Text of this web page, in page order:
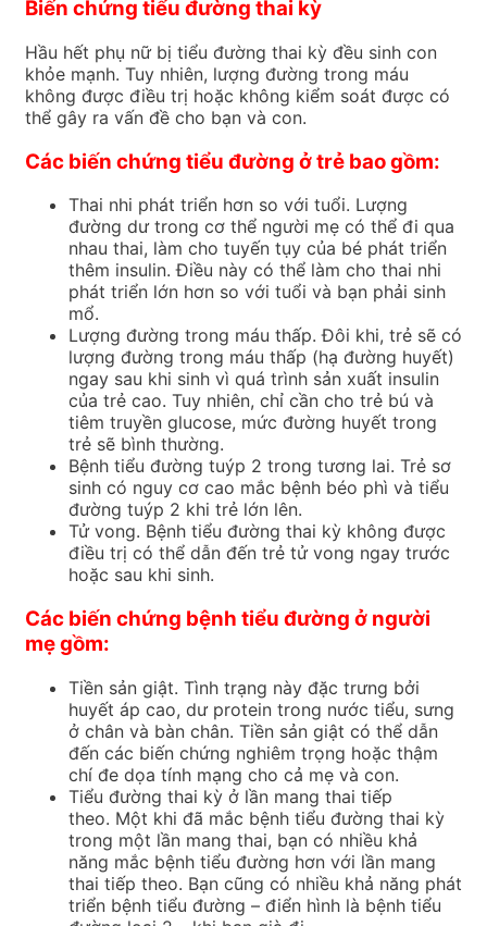
Biến chứng tiểu đường thai kỳ
Hầu hết phụ nữ bị tiểu đường thai kỳ đều sinh con
khỏe mạnh. Tuy nhiên, lượng đường trong máu
không được điều trị hoặc không kiểm soát được có
thể gây ra vấn đề cho bạn và con.
Các biến chứng tiểu đường ở trẻ bao gồm:
Thai nhi phát triển hơn so với tuổi. Lượng
đường dư trong cơ thể người mẹ có thể đi qua
nhau thai, làm cho tuyến tụy của bé phát triển
thêm insulin.Điều này có thể làm cho thai nhi
phát triển lớn hơn so với tuổi và bạn phải sinh
mổ.
Lượng đường trong máu thấp.Đôi khi, trẻ sẽ có
lượng đường trong máu thấp (hạ đường huyết)
ngay sau khi sinh vì quá trình sản xuất insulin
của trẻ cao. Tuy nhiên, chỉ cần cho trẻ bú và
tiêm truyền glucose, mức đường huyết trong
trẻ sẽ bình thường.
Bệnh tiểu đường tuýp 2 trong tương lai. Trẻ sơ
sinh có nguy cơ cao mắc bệnh béo phì và tiểu
đường tuýp 2 khi trẻ lớn lên.
Tử vong. Bệnh tiểu đường thai kỳ không được
điều trị có thể dẫn đến trẻ tử vong ngay trước
hoặc sau khi sinh.
Các biến chứng bệnh tiểu đường ở người
mẹ gồm:
Tiền sản giật. Tình trạng này đặc trưng bởi
huyết áp cao, dư protein trong nước tiểu, sưng
ở chân và bàn chân. Tiền sản giật có thể dẫn
đến các biến chứng nghiêm trọng hoặc thậm
chí đe dọa tính mạng cho cả mẹ và con.
Tiểu đường thai kỳ ở lần mang thai tiếp
theo. Một khi đã mắc bệnh tiểu đường thai kỳ
trong một lần mang thai, bạn có nhiều khả
năng mắc bệnh tiểu đường hơn với lần mang
thai tiếp theo. Bạn cũng có nhiều khả năng phát
triển bệnh tiểu đường – điển hình là bệnh tiểu